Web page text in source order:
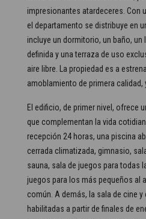
impresionantes atardeceres. Con
el departamento se distribuye en
incluye un dormitorio, un baño,
definida y una terraza de uso
aire libre. La propiedad es a
amoblamiento de primera calidad,
El edificio, de primer nivel, ofrece
que complementan la vida
recepción 24 horas, una piscina
cerrada climatizada, gimnasio,
sauna, sala de juegos para todas
juegos para los más pequeños al
común. A demás, la sala de cine
habilitadas a partir de finales de